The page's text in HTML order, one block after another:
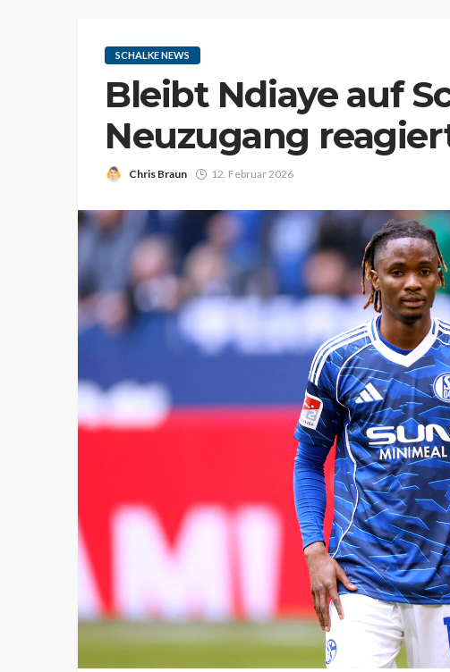
SCHALKE NEWS
Bleibt Ndiaye auf
Neuzugang
Chris Braun 12. Februar 2026